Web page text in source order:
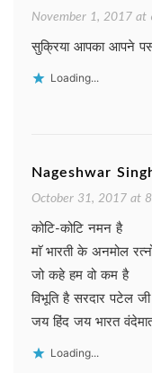
November 1, 2017 at
सुक्रिया आपका आपने
Loading...
Nageshwar
October 31, 2017 at
कोटि-कोटि नमन है
माॅ भारती के अनमोल
जो कहे हम वो कम है
विभूति है सरदार पटेल जी
जय हिंद जय भारत
Loading...